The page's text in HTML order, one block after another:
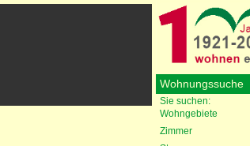
Wohnungssuche
Sie suchen:
Wohngebiete
Zimmer